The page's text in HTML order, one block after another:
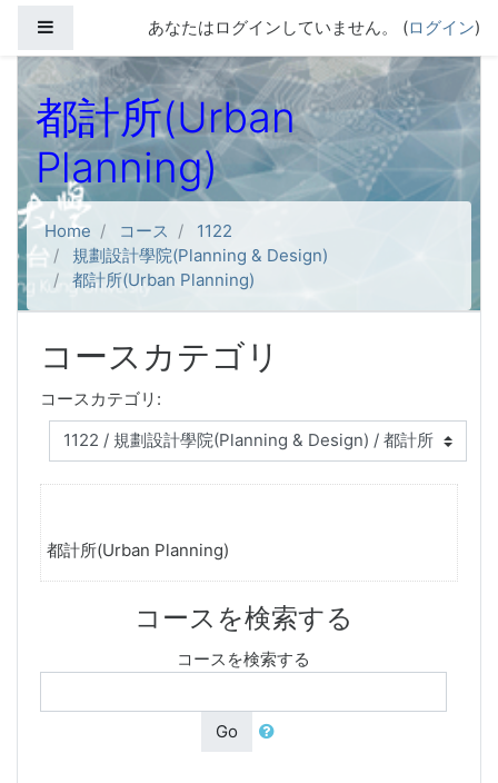
サイドパネルあなたはログインしていません。 (ログイン)
都計所(Urban
Planning)
Home コース
1122
規劃設計學院(Planning & Design)
都計所(Urban Planning)
コースカテゴリ
コースカテゴリ:
都計所(Urban Planning)
コースを検索する
コースを検索する
Go